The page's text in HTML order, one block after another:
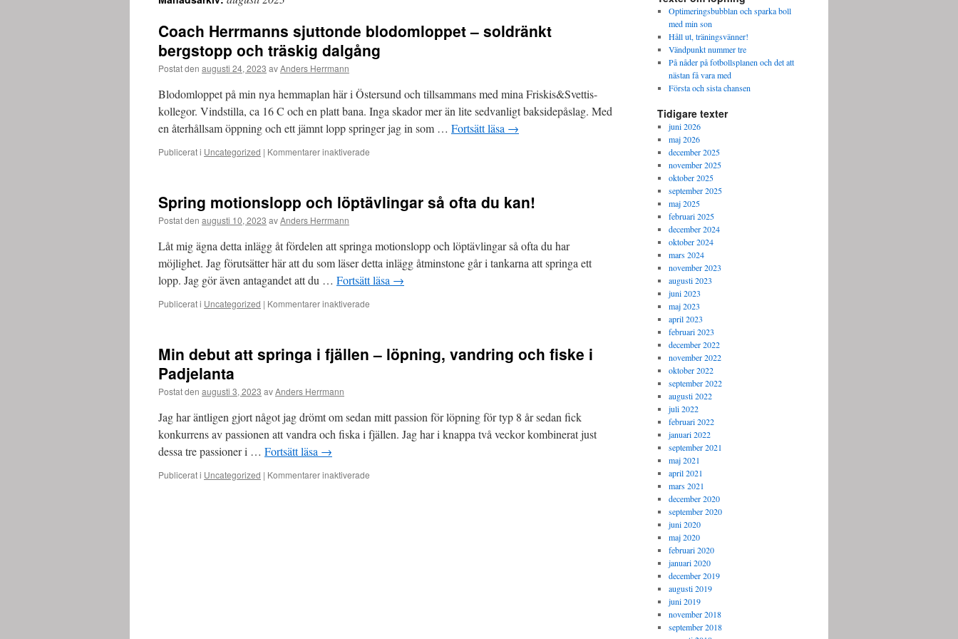
innehåll
Coach Herrmanns sjuttonde blodomloppet – soldränkt
bergstopp och träskig dalgång
Postat den augusti 24, 2023 avAnders Herrmann
Blodomloppet på min nya hemmaplan här i Östersund och tillsammans med mina Friskis&Svettis-
kollegor. Vindstilla, ca 16 C och en platt bana. Inga skador mer än lite sedvanligt baksidepåslag. Med
en återhållsam öppning och ett jämnt lopp springer jag in som … Fortsätt läsa →
Publicerat i Uncategorized | Kommentarer inaktiverade
blodomloppet
bergstopp
och
träskig
dalgång
Spring motionslopp och löptävlingar så ofta du kan!
Postat den augusti 10, 2023 avAnders Herrmann
Låt mig ägna detta inlägg åt fördelen att springa motionslopp och löptävlingar så ofta du har
möjlighet. Jag förutsätter här att du som läser detta inlägg åtminstone går i tankarna att springa ett
lopp. Jag gör även antagandet att du … Fortsätt läsa →
Publicerat i Uncategorized | Kommentarer inaktiverade
löptävlingar
Min debut att springa i fjällen – löpning, vandring och fiske i
Padjelanta
Postat den augusti 3, 2023 avAnders Herrmann
Jag har äntligen gjort något jag drömt om sedan mitt passion för löpning för typ 8 år sedan fick
konkurrens av passionen att vandra och fiska i fjällen. Jag har i knappa två veckor kombinerat just
dessa tre passioner i … Fortsätt läsa →
Publicerat i Uncategorized | Kommentarer inaktiverade
Optimeringsbubblan och sparka boll
med min son
Håll ut, träningsvänner!
Vändpunkt nummer tre
På nåder på fotbollsplanen och det att
nästan få vara med
Första och sista chansen
Tidigare texter
juni 2026
maj 2026
december 2025
november 2025
oktober 2025
september 2025
maj 2025
februari 2025
december 2024
oktober 2024
mars 2024
november 2023
augusti 2023
juni 2023
maj 2023
april 2023
februari 2023
december 2022
november 2022
oktober 2022
september 2022
augusti 2022
juli 2022
februari 2022
januari 2022
september 2021
maj 2021
april 2021
mars 2021
december 2020
september 2020
juni 2020
maj 2020
februari 2020
januari 2020
december 2019
augusti 2019
juni 2019
november 2018
september 2018